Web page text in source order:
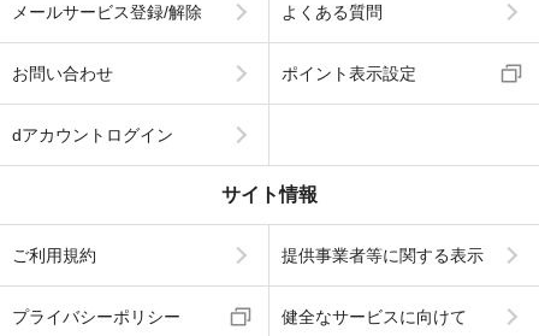
メールサービス登録/解除 よくある質問
お問い合わせ ポイント表示設定
dアカウントログイン
サイト情報
ご利用規約 提供事業者等に関する表示
プライバシーポリシー 健全なサービスに向けて